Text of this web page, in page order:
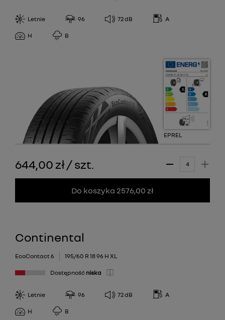
Letnie 96 72dB A
H B
EPREL
644,00 zł/szt.
Do koszyka 2576,00 zł
Continental
EcoContact 6 195/60 R 18 96 H XL
Dostępność niska
Letnie 96 72dB A
H B